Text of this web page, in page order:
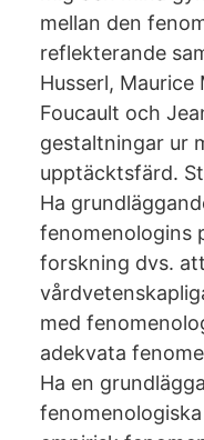
mellan den
reflekterande
Husserl, Maurice
Foucault och
gestaltningar ur
upptäcktsfärd.
Ha
fenomenologins
forskning dvs.
med
adekvata
Ha en